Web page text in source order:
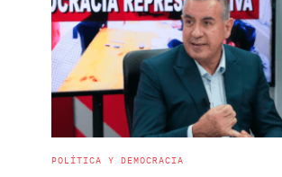
POLÍTICA Y DEMOCRACIA